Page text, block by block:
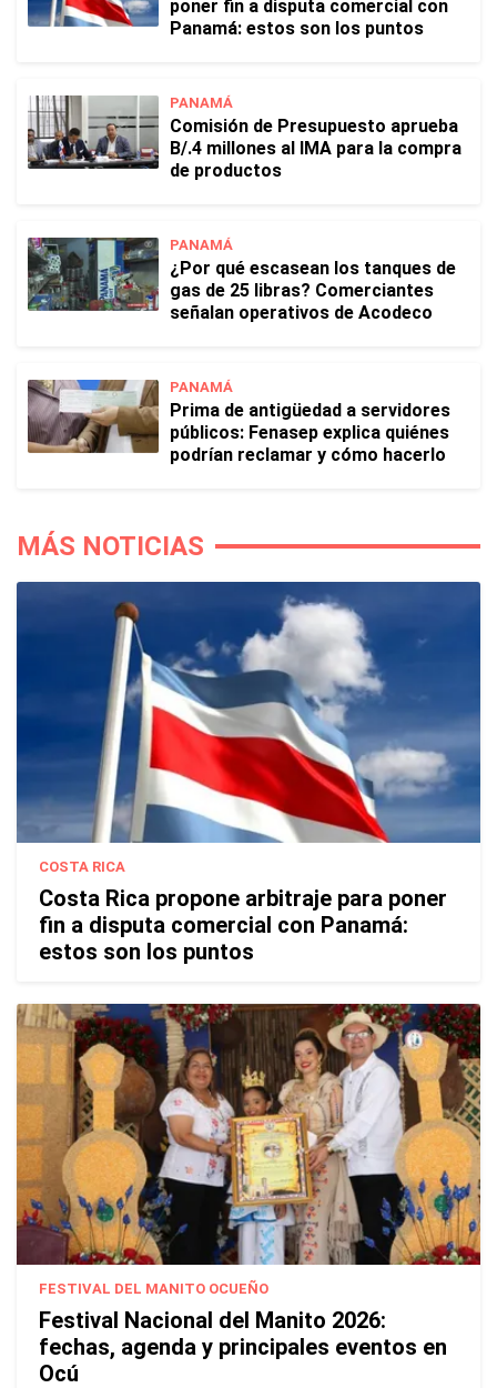
poner fin a disputa comercial con
Panamá: estos son los puntos
PANAMÁ
Comisión de Presupuesto aprueba
B/.4 millones al IMA para la compra
de productos
PANAMÁ
¿Por qué escasean los tanques de
gas de 25 libras? Comerciantes
señalan operativos de Acodeco
PANAMÁ
Prima de antigüedad a servidores
públicos: Fenasep explica quiénes
podrían reclamar y cómo hacerlo
MÁS NOTICIAS
COSTA RICA
Costa Rica propone arbitraje para poner
fin a disputa comercial con Panamá:
estos son los puntos
FESTIVAL DEL MANITO OCUEÑO
Festival Nacional del Manito 2026:
fechas, agenda y principales eventos en
Ocú